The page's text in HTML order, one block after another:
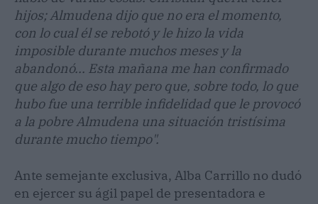
hijos; Almudena dijo que no era el momento,
con lo cual él se rebotó y le hizo la vida
imposible durante muchos meses y la
abandonó... Esta mañana me han confirmado
que algo de eso hay pero que, sobre todo, lo que
hubo fue una terrible infidelidad que le provocó
a la pobre Almudena una situación tristísima
durante mucho tiempo".
Ante semejante exclusiva, Alba Carrillo no dudó
en ejercer su ágil papel de presentadora e